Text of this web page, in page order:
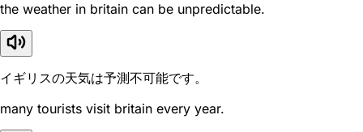
the weather in britain can be unpredictable.
イギリスの天気は予測不可能です。
many tourists visit britain every year.